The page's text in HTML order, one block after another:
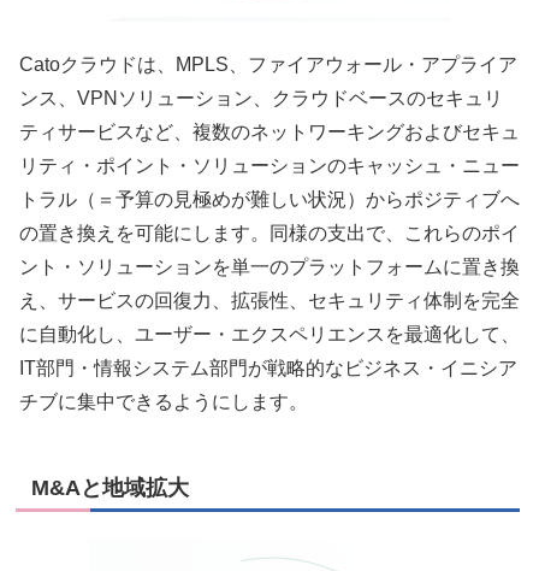
Catoクラウドは、MPLS、ファイアウォール・アプライア
ンス、VPNソリューション、クラウドベースのセキュリ
ティサービスなど、複数のネットワーキングおよびセキュ
リティ・ポイント・ソリューションのキャッシュ・ニュー
トラル（＝予算の見極めが難しい状況）からポジティブへ
の置き換えを可能にします。同様の支出で、これらのポイ
ント・ソリューションを単一のプラットフォームに置き換
え、サービスの回復力、拡張性、セキュリティ体制を完全
に自動化し、ユーザー・エクスペリエンスを最適化して、
IT部門・情報システム部門が戦略的なビジネス・イニシア
チブに集中できるようにします。
M&Aと地域拡大